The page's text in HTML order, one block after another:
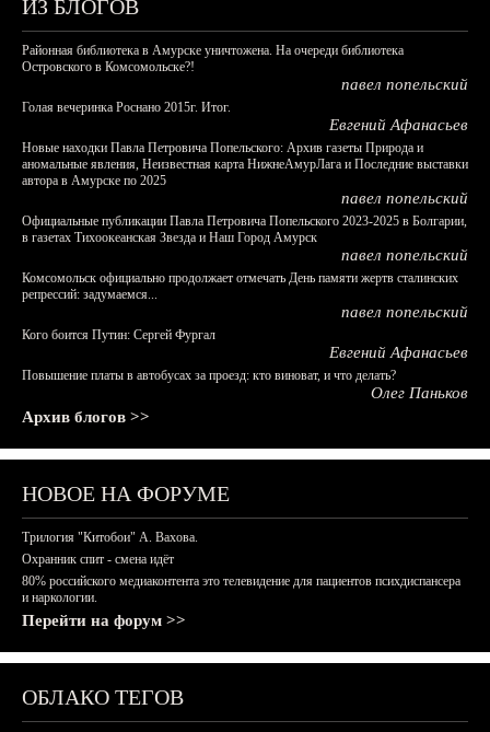
ИЗ БЛОГОВ
Районная библиотека в Амурске уничтожена. На очереди библиотека
Островского в Комсомольске?!
павел попельский
Голая вечеринка Роснано 2015г. Итог.
Евгений Афанасьев
Новые находки Павла Петровича Попельского: Архив газеты Природа и
аномальные явления, Неизвестная карта НижнеАмурЛага и Последние выставки
автора в Амурске по 2025
павел попельский
Официальные публикации Павла Петровича Попельского 2023-2025 в Болгарии,
в газетах Тихоокеанская Звезда и Наш Город Амурск
павел попельский
Комсомольск официально продолжает отмечать День памяти жертв сталинских
репрессий: задумаемся...
павел попельский
Кого боится Путин: Сергей Фургал
Евгений Афанасьев
Повышение платы в автобусах за проезд: кто виноват, и что делать?
Олег Паньков
Архив блогов >>
НОВОЕ НА ФОРУМЕ
Трилогия "Китобои" А. Вахова.
Охранник спит - смена идёт
80% российского медиаконтента это телевидение для пациентов психдиспансера
и наркологии.
Перейти на форум >>
ОБЛАКО ТЕГОВ